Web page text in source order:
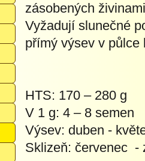
zásobených
Vyžadují slunečné
přímý výsev v půlce
HTS: 170 – 280 g
V 1 g: 4 – 8 semen
Výsev: duben -
Sklizeň: červenec -